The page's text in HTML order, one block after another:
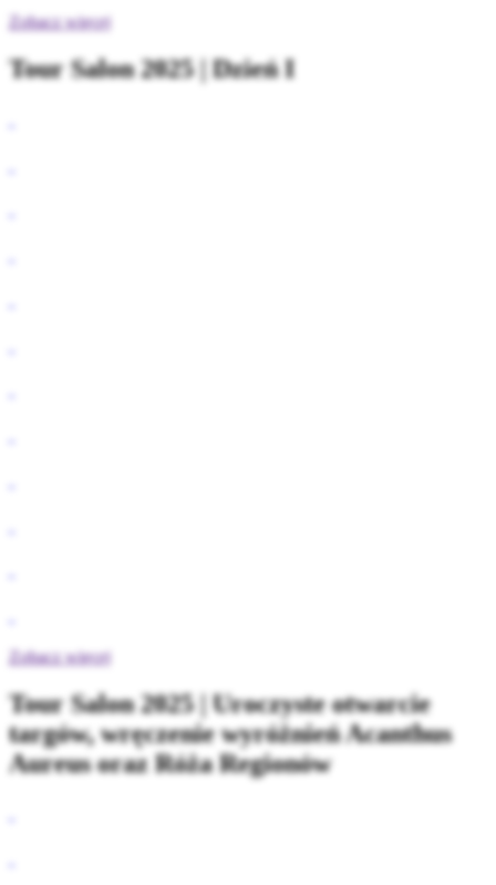
Zobacz więcej
Tour Salon 2025 | Dzień I
Zobacz więcej
Tour Salon 2025 | Uroczyste otwarcie
targów, wręczenie wyróżnień Acanthus
Aureus oraz Róża Regionów